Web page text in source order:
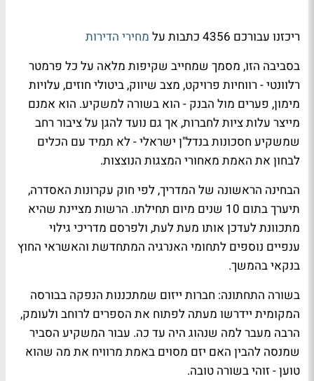
ריכזנו עבורכם 4356 כתבות על
מחירי הדירות
בסביבה הזו, מסמך שמחייב שקיפות מלאה על כל פרמטר
רלוונטי - רווחיות פרויקט, מצב שיווק, ביטולי חוזים, עלויות
מימון, פערים מול הבנק - הוא בשורה למשקיע. הוא אמנם
מייצר עלות ציות לחברות, אך גם נועד להגן על ציבור רחב
שמשקיע חסכונות בנדל"ן ישראלי - לא תמיד עם הכלים
לבחון את האמת מאחורי המצגות הנוצצות.
הבחינה הראשונה של המדריך, לפי חוק עקרונות האסדרה,
תיערך בתום 10 שנים מיום תחילתו. הרשות מציינת שהיא
מתכוונת לעדכן אותו מעת לעת, ולפרסם מדריכי גילוי
ענפיים נוספים לתחומי האנרגיה המתחדשת והאשראי החוץ
בנקאי בהמשך.
בשורה התחתונה: חברות ייזום שמתכננות הנפקה בבורסה
המקומית יידרשו מעתה לפתוח את הספרים לרוחב ולעומק,
הרבה מעבר למה שנהוג היה עד כה. עבור המשקיע הסביר
שמנסה להבין האם יזם מסוים באמת מרוויח את מה שהוא
טוען - זוהי בשורה טובה.